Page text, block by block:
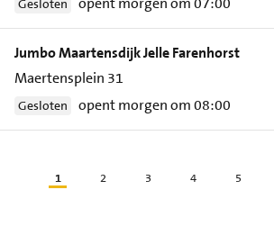
Jumbo Maartensdijk Jelle Farenhorst
Maertensplein 31
Gesloten opent morgen om 08:00
1 2 3 4 5